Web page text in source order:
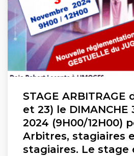
STAGE ARBITRAGE
et 23) le DIMANCHE
2024 (9H00/12H00)
Arbitres, stagiaires
stagiaires. Le stage